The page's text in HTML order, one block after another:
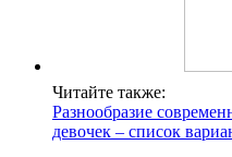
Читайте также:
Разнообразие
девочек – список